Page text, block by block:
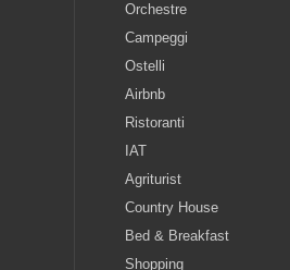
Orchestre
Campeggi
Ostelli
Airbnb
Ristoranti
IAT
Agriturist
Country House
Bed & Breakfast
Shopping